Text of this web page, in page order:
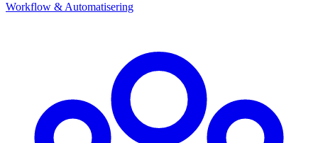
Workflow & Automatisering